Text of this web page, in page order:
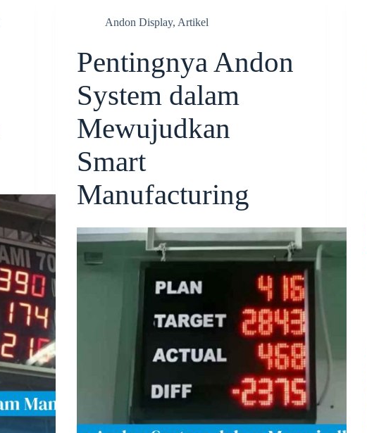
Andon Display, Artikel
Pentingnya Andon
System dalam
Mewujudkan
Smart
Manufacturing